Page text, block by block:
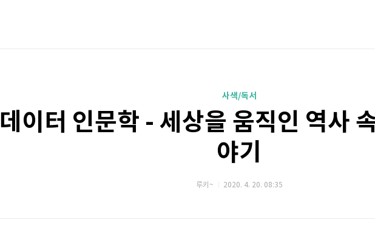
사색/독서
데이터 인문학 - 세상을 움직인 역사
야기
루키~ 2020. 4. 20. 08:35